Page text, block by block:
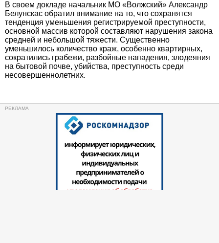
В своем докладе начальник МО «Волжский» Александр
Белунскас обратил внимание на то, что сохранятся
тенденция уменьшения регистрируемой преступности,
основной массив которой составляют нарушения закона
средней и небольшой тяжести. Существенно
уменьшилось количество краж, особенно квартирных,
сократились грабежи, разбойные нападения, злодеяния
на бытовой почве, убийства, преступность среди
несовершеннолетних.